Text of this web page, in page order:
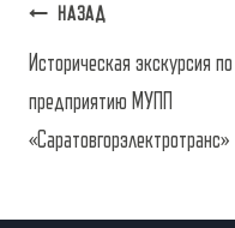
Навигация
по
записям
НАЗАД
Историческая экскурсия по
предприятию МУПП
«Саратовгорэлектротранс»